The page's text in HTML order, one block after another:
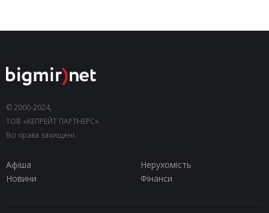
© 2000-2024,
ТОВ «КЕПРЕЙТ ПАРТНЕРС».
Всі права захищені.
Афіша
Нерухомість
Новини
Фінанси